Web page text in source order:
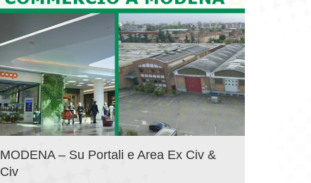
MODENA – Su Portali e Area Ex Civ &
Civ